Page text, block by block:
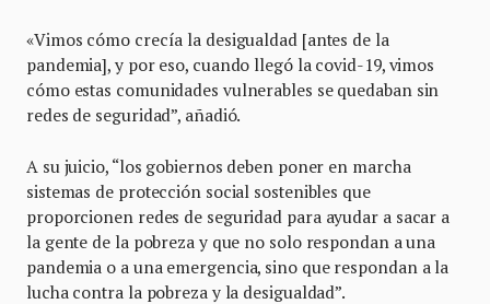
«Vimos cómo crecía la desigualdad [antes de la
pandemia], y por eso, cuando llegó la covid-19, vimos
cómo estas comunidades vulnerables se quedaban sin
redes de seguridad”, añadió.
A su juicio, “los gobiernos deben poner en marcha
sistemas de protección social sostenibles que
proporcionen redes de seguridad para ayudar a sacar a
la gente de la pobreza y que no solo respondan a una
pandemia o a una emergencia, sino que respondan a la
lucha contra la pobreza y la desigualdad”.